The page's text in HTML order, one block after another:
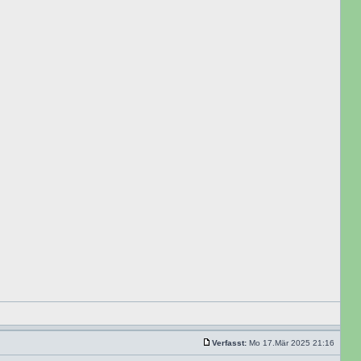
Verfasst: Mo 17.Mär 2025 21:16